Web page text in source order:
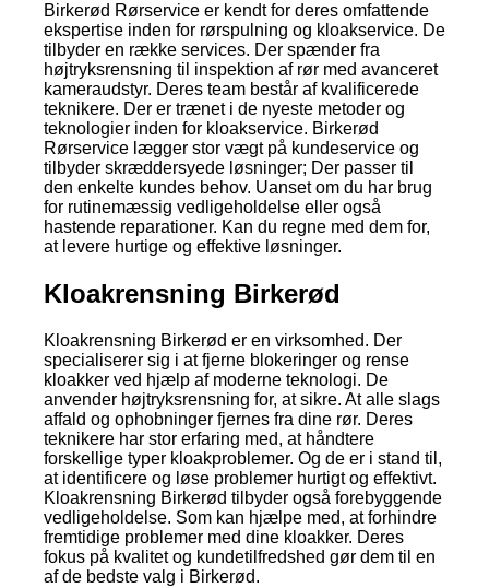
Birkerød Rørservice er kendt for deres omfattende
ekspertise inden for rørspulning og kloakservice. De
tilbyder en række services. Der spænder fra
højtryksrensning til inspektion af rør med avanceret
kameraudstyr. Deres team består af kvalificerede
teknikere. Der er trænet i de nyeste metoder og
teknologier inden for kloakservice. Birkerød
Rørservice lægger stor vægt på kundeservice og
tilbyder skræddersyede løsninger; Der passer til
den enkelte kundes behov. Uanset om du har brug
for rutinemæssig vedligeholdelse eller også
hastende reparationer. Kan du regne med dem for,
at levere hurtige og effektive løsninger.
Kloakrensning Birkerød
Kloakrensning Birkerød er en virksomhed. Der
specialiserer sig i at fjerne blokeringer og rense
kloakker ved hjælp af moderne teknologi. De
anvender højtryksrensning for, at sikre. At alle slags
affald og ophobninger fjernes fra dine rør. Deres
teknikere har stor erfaring med, at håndtere
forskellige typer kloakproblemer. Og de er i stand til,
at identificere og løse problemer hurtigt og effektivt.
Kloakrensning Birkerød tilbyder også forebyggende
vedligeholdelse. Som kan hjælpe med, at forhindre
fremtidige problemer med dine kloakker. Deres
fokus på kvalitet og kundetilfredshed gør dem til en
af de bedste valg i Birkerød.